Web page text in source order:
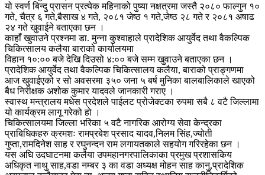
यो स्वर्ण बिन्दु प्रासन प्रत्येक महिनाको पुष्या नक्षत्रमा जस्तै २०८० फाल्गुन १०
गते, चैत्र ६ गते,बैसाख ४ गते, २०८१ जेष्ठ १ गते,जेष्ठ २८ गते र २०८१ अषाढ
२४ गते खुवाईने बताएका छन ।
काहाँ खुवाउने प्रश्नमा डा. मुन्ना कुश्वाहाले प्रादेशिक आयुर्वेद तथा वैकल्पिक
चिकित्सालय कलैया बाराको कार्यालयमा
विहान १०:०० बजे देखि दिउसो ४:०० बजे सम्म खुवाउने बताएका छन ।
प्रादेशिक आयुर्वेद तथा वैकल्पिक चिकित्सालय कलैया, बाराको प्राङ्गणमा
आज खुवाईएको र सो अवसरमा ३५० जना ५ बर्ष मुनिका बालबालिकाले खाएको
बैध निरीक्षक अशोक कुमार यादवले जानकारी गराए ।
स्वास्थ मन्त्रालय मधेस प्रदेशले पाईलट प्रोजेक्टका रुपमा सबै ८ वटै जिल्लामा
यो कार्यक्रम लागू गरेको हो ।
चिकित्सालयमा जिल्ला भरिका ५ वटै नागरिक आरोग्य सेवा केन्द्रका
प्राबिधिकहरु क्रमशः रामप्रबेश प्रसाद यादव,निलम सिंह,ज्योती
गुप्ता,रामदिनेश साह र रघुनन्दन राम लगायतकाले सहयोग गरिरहेका छन ।
यस अघि उदघाटनमा कलैया उपमहानगरपालिकाका प्रमुख प्रशासकिय
अधिकृत नाथु साह,वडा नम्बर ३ का वडा अध्यक्ष मोहन साह कानु,प्रादेशिक